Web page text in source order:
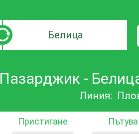
Търсачка
по
на
пристигане
Пазарджик -
Линия:
Пристигане Пътува